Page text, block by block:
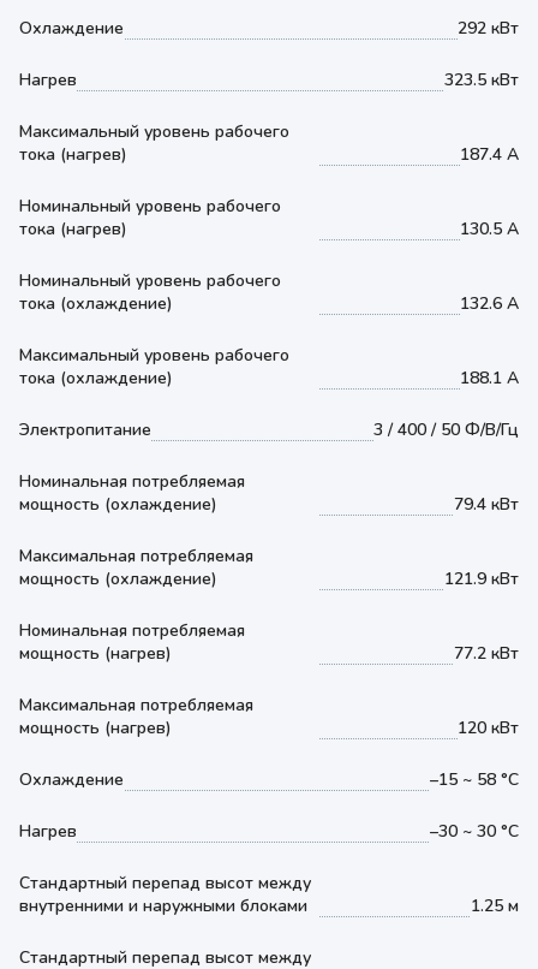
Охлаждение 292 кВт
Нагрев 323.5 кВт
Максимальный уровень рабочего
тока (нагрев)
187.4 А
Номинальный уровень рабочего
тока (нагрев)
130.5 А
Номинальный уровень рабочего
тока (охлаждение)
132.6 А
Максимальный уровень рабочего
тока (охлаждение)
188.1 А
Электропитание 3 / 400 / 50 Ф/В/Гц
Номинальная потребляемая
мощность (охлаждение)
79.4 кВт
Максимальная потребляемая
мощность (охлаждение)
121.9 кВт
Номинальная потребляемая
мощность (нагрев)
77.2 кВт
Максимальная потребляемая
мощность (нагрев)
120 кВт
Охлаждение –15 ~ 58 °С
Нагрев –30 ~ 30 °С
Стандартный перепад высот между
внутренними и наружными блоками
1.25 м
Стандартный перепад высот между